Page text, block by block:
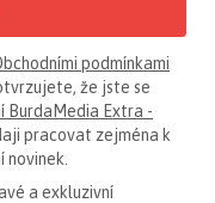
podmínkami
že jste se
BurdaMedia Extra -
pracovat zejména k
a exkluzivní